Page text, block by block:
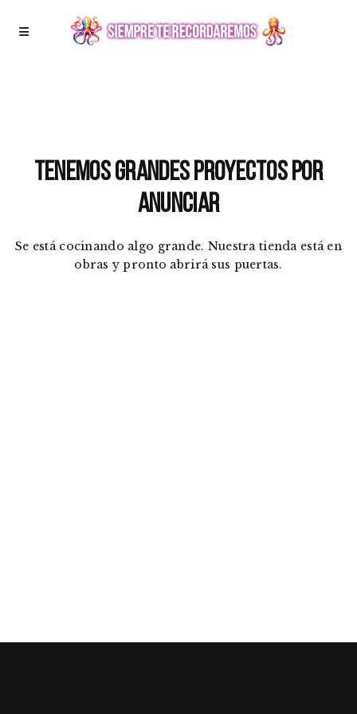
Tenemos grandes proyectos por
anunciar
Se está cocinando algo grande. Nuestra tienda está en
obras y pronto abrirá sus puertas.